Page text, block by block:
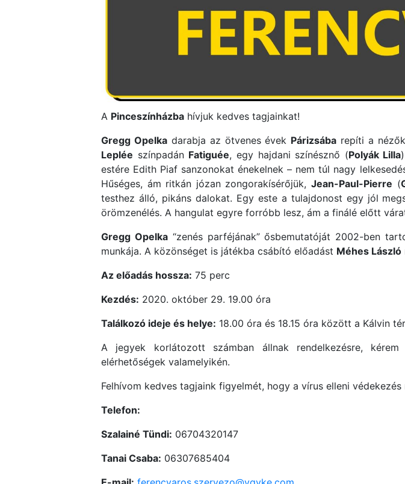
A Pinceszínházba hívjuk kedves tagjainkat!
Gregg Opelkadarabja az ötvenes évek Párizsába repíti a
Leplée színpadán Fatiguée, egy hajdani színésznő (Polyák Lilla
estére Edith Piaf sanzonokat énekelnek – nem túl nagy
Hűséges, ám ritkán józan zongorakísérőjük, Jean-Paul-Pierre (
testhez álló, pikáns dalokat. Egy este a tulajdonost egy jól
örömzenélés. A hangulat egyre forróbb lesz, ám a finálé előtt
Gregg Opelka“zenés parféjának” ősbemutatóját 2002-ben
munkája. A közönséget is játékba csábító előadást Méhes László
Az előadás hossza: 75 perc
Kezdés: 2020. október 29. 19.00 óra
Találkozó ideje és helye: 18.00 óra és 18.15 óra között a Kálvin
A jegyek korlátozott számban állnak rendelkezésre,
elérhetőségek valamelyikén.
Felhívom kedves tagjaink figyelmét, hogy a vírus elleni
Telefon:
Szalainé Tündi: 06704320147
Tanai Csaba: 06307685404